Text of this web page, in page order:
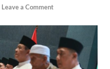
Leave a Comment